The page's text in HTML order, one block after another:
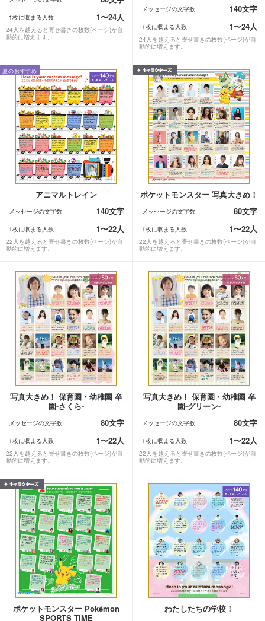
1枚に収まる人数 1〜24人
24人を越えると寄せ書きの枚数(ページ)が自
動的に増えます。
メッセージの文字数 140文字
1枚に収まる人数 1〜24人
24人を越えると寄せ書きの枚数(ページ)が自
動的に増えます。
夏のおすすめ
アニマルトレイン
メッセージの文字数 140文字
1枚に収まる人数 1〜22人
22人を越えると寄せ書きの枚数(ページ)が自
動的に増えます。
ポケットモンスター 写真大きめ！
メッセージの文字数 80文字
1枚に収まる人数 1〜22人
22人を越えると寄せ書きの枚数(ページ)が自
動的に増えます。
写真大きめ！ 保育園・幼稚園 卒
園-さくら-
メッセージの文字数 80文字
1枚に収まる人数 1〜22人
22人を越えると寄せ書きの枚数(ページ)が自
動的に増えます。
写真大きめ！ 保育園・幼稚園 卒
園-グリーン-
メッセージの文字数 80文字
1枚に収まる人数 1〜22人
22人を越えると寄せ書きの枚数(ページ)が自
動的に増えます。
ポケットモンスター Pokémon
SPORTS TIME
わたしたちの学校！